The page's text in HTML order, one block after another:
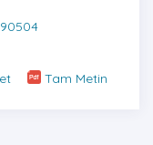
Tam Metin